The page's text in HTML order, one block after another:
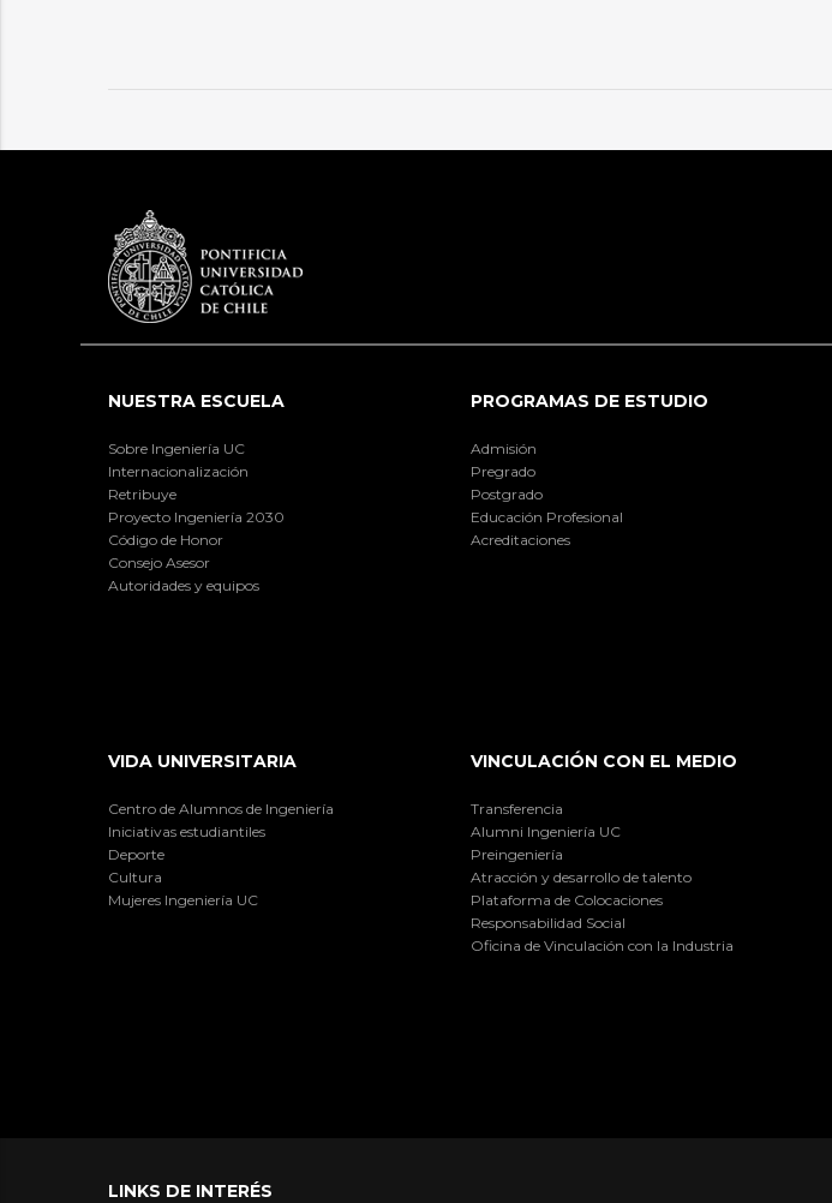
NUESTRA ESCUELA
Sobre Ingeniería UC
Internacionalización
Retribuye
Proyecto Ingeniería 2030
Código de Honor
Consejo Asesor
Autoridades y equipos
PROGRAMAS DE ESTUDIO
Admisión
Pregrado
Postgrado
Educación Profesional
Acreditaciones
VIDA UNIVERSITARIA
Centro de Alumnos de Ingeniería
Iniciativas estudiantiles
Deporte
Cultura
Mujeres Ingeniería UC
VINCULACIÓN CON EL MEDIO
Transferencia
Alumni Ingeniería UC
Preingeniería
Atracción y desarrollo de talento
Plataforma de Colocaciones
Responsabilidad Social
Oficina de Vinculación con la Industria
LINKS DE INTERÉS